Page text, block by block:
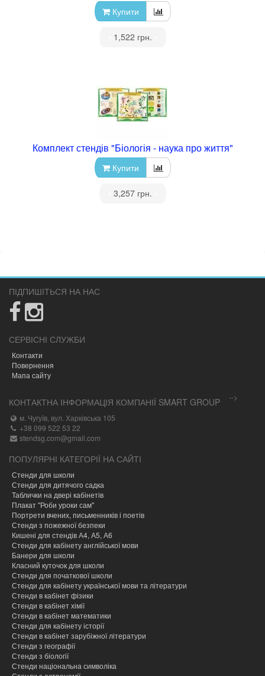
Купити
1,522 грн.
Комплект стендів "Біологія - наука про життя"
Купити
3,257 грн.
ПІДПИШІТЬСЯ НА НАС
СЕРВІСНІ СЛУЖБИ
Контакти
Повернення
Мапа сайту
-->
КОНТАКТНА ІНФОРМАЦІЯ КОМПАНІЇ SMART GROUP
м. Чугуїв, вул. Харківська 105
+38 099 522 53 22
stendsg.com@gmail.com
ПОПУЛЯРНІ КАТЕГОРІЇ НА САЙТІ
Стенди для школи
Стенди для дитячого садка
Таблички на двері кабінетів
Плакат "Роби уроки сам"
Портрети вчених, письменників і поетів
Стенди з пожежної безпеки
Кишені для стендів А4, А5, А6
Стенди для кабінету англійської мови
Банери для школи
Класний куточок для школи
Стенди для початкової школи
Стенди для кабінету української мови та літератури
Стенди в кабінет фізики
Стенди в кабінет хімії
Cтенди в кабінет математики
Стенди для кабінету історії
Стенди в кабінет зарубіжної літератури
Стенди з географії
Стенди з біології
Стенди національна символіка